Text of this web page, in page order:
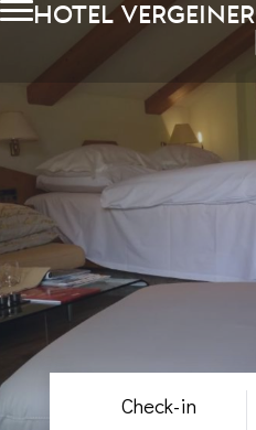
hotel vergeiner
Check-in